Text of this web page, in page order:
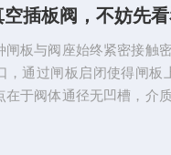
与阀杆上腔隔离，所以没
插板阀，不妨先看
闸板与阀座始终紧密接触
，通过闸板启闭使得闸
在于阀体通径无凹槽，介
闸板上开有一个通径大小
相吻合的动作。此阀门